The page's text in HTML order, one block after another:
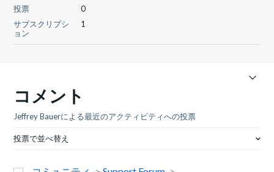
投票
0
サブスクリプシ
ョン
1
コメント
Jeffrey Bauerによる最近のアクティビティへの投票
投票で並べ替え